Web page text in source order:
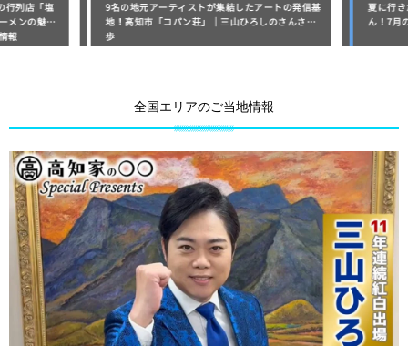
行列店「塩
メンの魅力
報
9名の地元アーティストが集結したアートの発信基
地！高知市「コパン荘」｜三山ひろしのさんさん
歩
夏に行
ん！7月
全国エリアのご当地情報